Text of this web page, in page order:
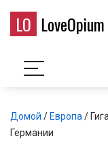
LO LoveOpium
Домой / Европа /
Германии